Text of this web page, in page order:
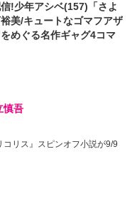
信!少年アシベ(157)「さよ
美/キュートなゴマフアザ
めぐる名作ギャグ4コマ
慎吾
リス』スピンオフ小説が9/9